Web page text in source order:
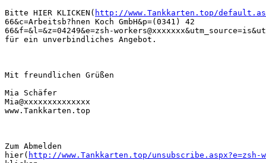
Bitte HIER KLICKEN( http://www.Tankkarten.top/
66&c=Arbeitsb?hnen Koch GmbH&p=(0341) 42
66&f=&l=&z=04249&e=zsh-
für ein unverbindliches Angebot.
Mit freundlichen Grüßen
Mia Schäfer
Mia@xxxxxxxxxxxxxx
www.Tankkarten.top
Zum Abmelden
hier( http://www.Tankkarten.top/unsubscribe.aspx?e=zsh-